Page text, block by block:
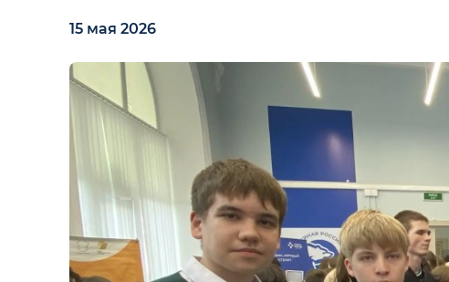
15 мая 2026